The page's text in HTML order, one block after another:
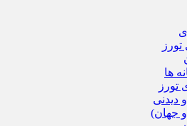
تورز
ها
تورز
دیدنی
و جهان)